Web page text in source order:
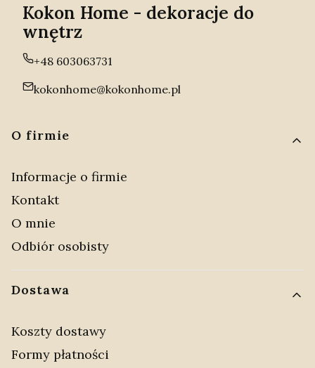
Kokon Home - dekoracje do
wnętrz
+48 603063731
kokonhome@kokonhome.pl
Linki w stopce
O firmie
Informacje o firmie
Kontakt
O mnie
Odbiór osobisty
Dostawa
Koszty dostawy
Formy płatności